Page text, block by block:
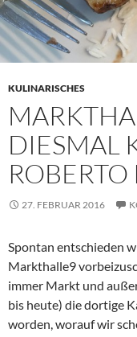
KULINARISCHES
DIESMAL
27. FEBRUAR 2016
Spontan entschieden
Markthalle9
immer Markt und
bis heute) die dortige
worden, worauf wir